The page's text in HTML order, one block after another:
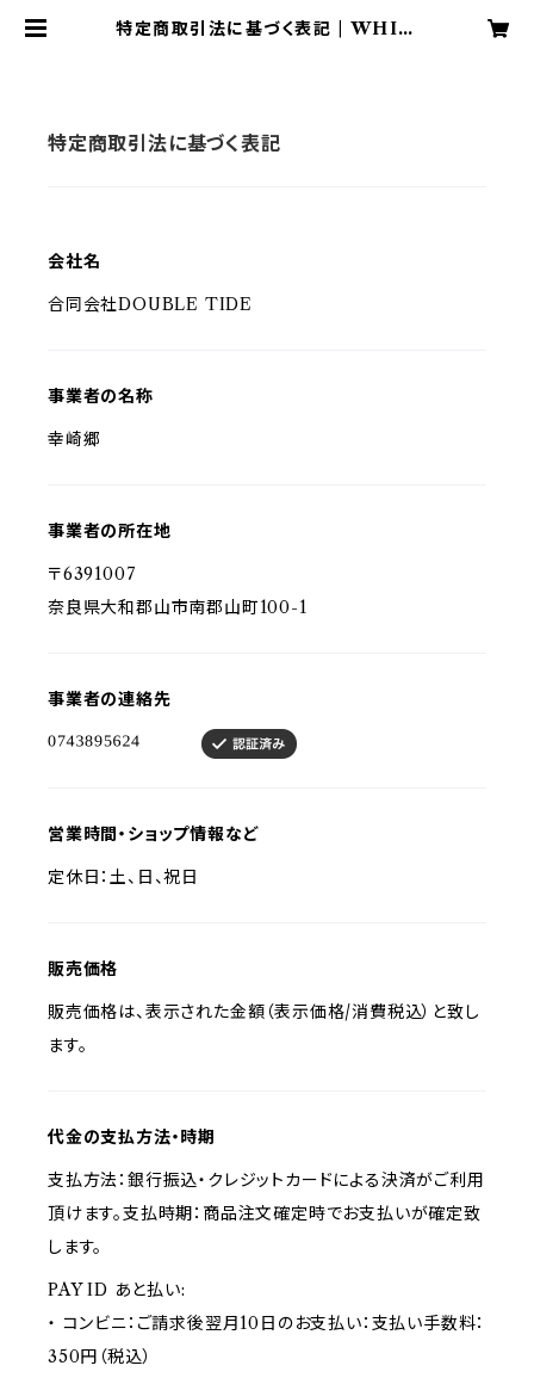
特定商取引法に基づく表記 | WHIM
特定商取引法に基づく表記
会社名
合同会社DOUBLE TIDE
事業者の名称
幸崎郷
事業者の所在地
〒6391007
奈良県大和郡山市南郡山町100-1
事業者の連絡先
営業時間・ショップ情報など
定休日：土、日、祝日
販売価格
販売価格は、表示された金額（表示価格/消費税込）と致し
ます。
代金の支払方法・時期
支払方法：銀行振込・クレジットカードによる決済がご利用
頂けます。支払時期：商品注文確定時でお支払いが確定致
します。
PAY ID あと払い:
・ コンビニ：ご請求後翌月10日のお支払い：支払い手数料：
350円（税込）